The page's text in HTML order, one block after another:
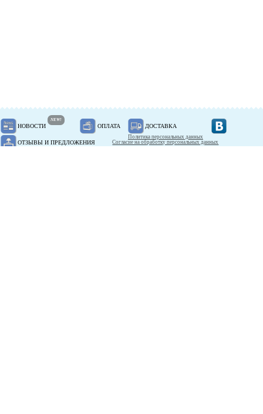
НОВОСТИ
NEW!
ОПЛАТА ДОСТАВКА
ОТЗЫВЫ И ПРЕДЛОЖЕНИЯ
Политика персональных данных
Согласие на обработку персональных данных